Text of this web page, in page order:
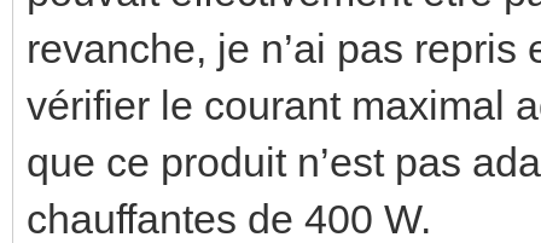
revanche, je n’ai pas
vérifier le courant maximal
que ce produit n’est pas
chauffantes de 400 W.